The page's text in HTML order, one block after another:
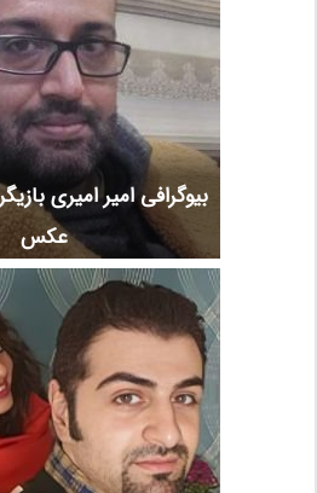
بیوگرافی امیر امیری
عکس